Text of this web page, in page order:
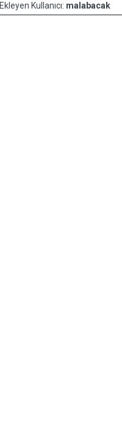
Ekleyen Kullanıcı: malabacak